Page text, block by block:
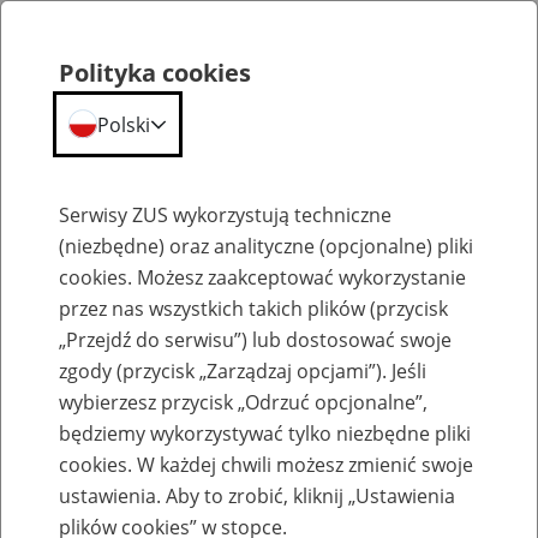
Emerytury
Baza zlikwidowanych lub
przekształconych zakładów pracy
Polityka cookies
Polski
Serwisy ZUS wykorzystują techniczne
(niezbędne) oraz analityczne (opcjonalne) pliki
cookies. Możesz zaakceptować wykorzystanie
przez nas wszystkich takich plików (przycisk
„Przejdź do serwisu”) lub dostosować swoje
zgody (przycisk „Zarządzaj opcjami”). Jeśli
wybierzesz przycisk „Odrzuć opcjonalne”,
będziemy wykorzystywać tylko niezbędne pliki
cookies. W każdej chwili możesz zmienić swoje
ustawienia. Aby to zrobić, kliknij „Ustawienia
plików cookies” w stopce.